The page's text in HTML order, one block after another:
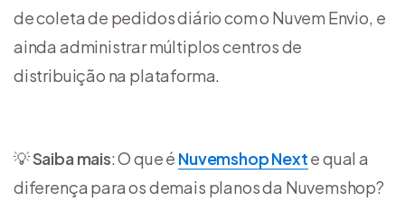
de coleta de pedidos diário com o Nuvem Envio, e
ainda administrar múltiplos centros de
distribuição na plataforma.
💡Saiba mais: O que é Nuvemshop Nexte qual a
diferença para os demais planos da Nuvemshop?